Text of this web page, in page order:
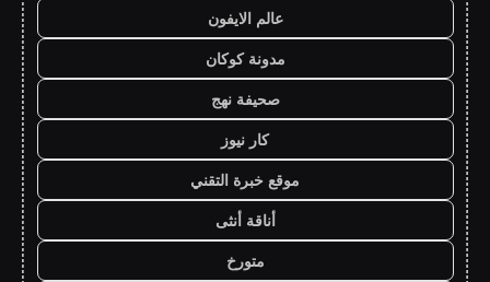
عالم الايفون
مدونة كوكان
صحيفة نهج
كار نيوز
موقع خبرة التقني
أناقة أنثى
متورخ